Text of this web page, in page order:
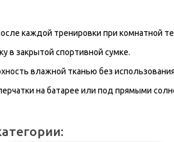
каждой тренировки при комнатной
в закрытой спортивной сумке.
влажной тканью без
на батарее или под прямыми